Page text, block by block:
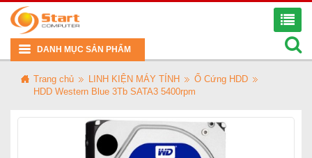
DANH MỤC SẢN PHẨM
Trang chủ LINH KIỆN MÁY TÍNH
Ổ Cứng HDD
HDD Western Blue 3Tb SATA3 5400rpm